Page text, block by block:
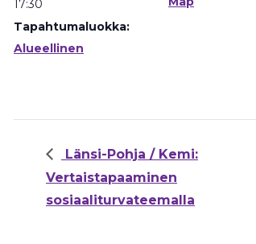
17:30
Tapahtumaluokka:
Alueellinen
Länsi-Pohja / Kemi:
Vertaistapaaminen
sosiaaliturvateemalla